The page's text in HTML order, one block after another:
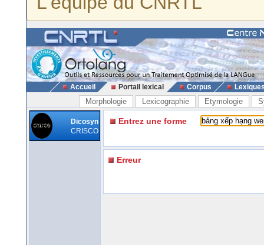
Accueil Portail lexical Corpus
Morphologie Lexicographie Etymologie
Dicosyn
CRISCO
Entrez une forme
Erreur